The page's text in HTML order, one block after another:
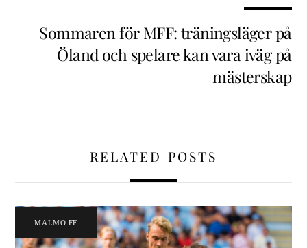
Sommaren för MFF: träningsläger på
Öland och spelare kan vara iväg på
mästerskap
RELATED POSTS
MALMÖ FF